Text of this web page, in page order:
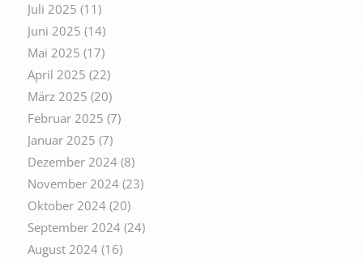
Juli 2025 (11)
Juni 2025 (14)
Mai 2025 (17)
April 2025 (22)
März 2025 (20)
Februar 2025 (7)
Januar 2025 (7)
Dezember 2024(8)
November 2024(23)
Oktober 2024(20)
September 2024(24)
August 2024(16)